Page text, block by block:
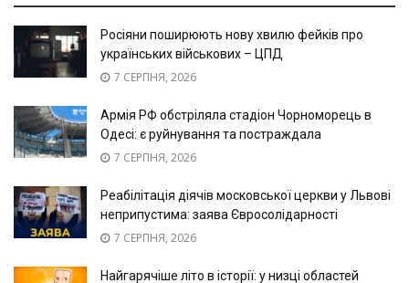
Росіяни поширюють нову хвилю фейків про
українських військових – ЦПД
7 СЕРПНЯ, 2026
Армія РФ обстріляла стадіон Чорноморець в
Одесі: є руйнування та постраждала
7 СЕРПНЯ, 2026
Реабілітація діячів московської церкви у Львові
неприпустима: заява Євросолідарності
7 СЕРПНЯ, 2026
Найгарячіше літо в історії: у низці областей